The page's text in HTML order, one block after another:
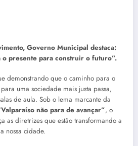
Governo Municipal destaca:
o presente para construir o futuro”.
demonstrando que o caminho para o
uma sociedade mais justa passa,
de aula. Sob o lema marcante da
não para de avançar”, o
as diretrizes que estão transformando a
nossa cidade.